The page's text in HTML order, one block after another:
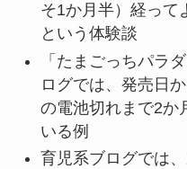
そ1か月半）経って
という体験談
「たまごっちパラ
ログでは、発売日
の電池切れまで2か
いる例
育児系ブログでは